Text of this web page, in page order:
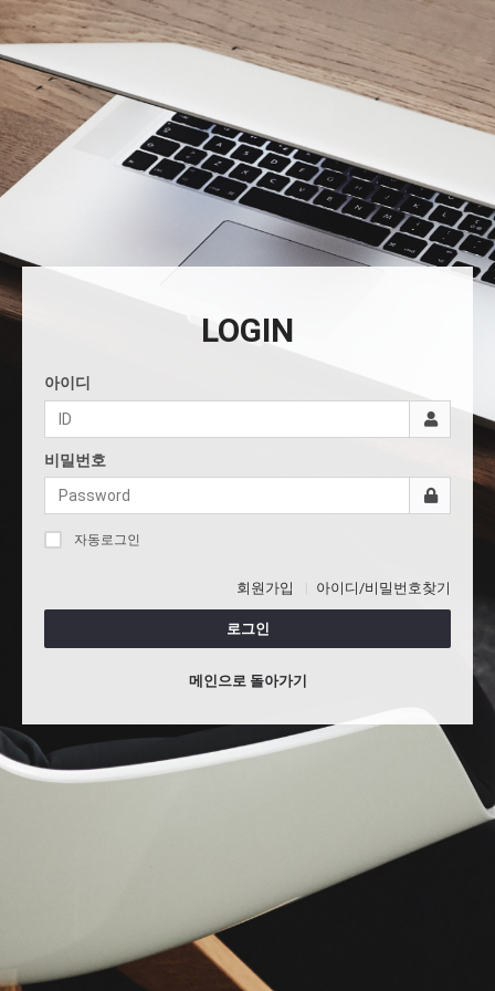
LOGIN
아이디
비밀번호
자동로그인
회원가입 아이디/비밀번호찾기
로그인
메인으로 돌아가기